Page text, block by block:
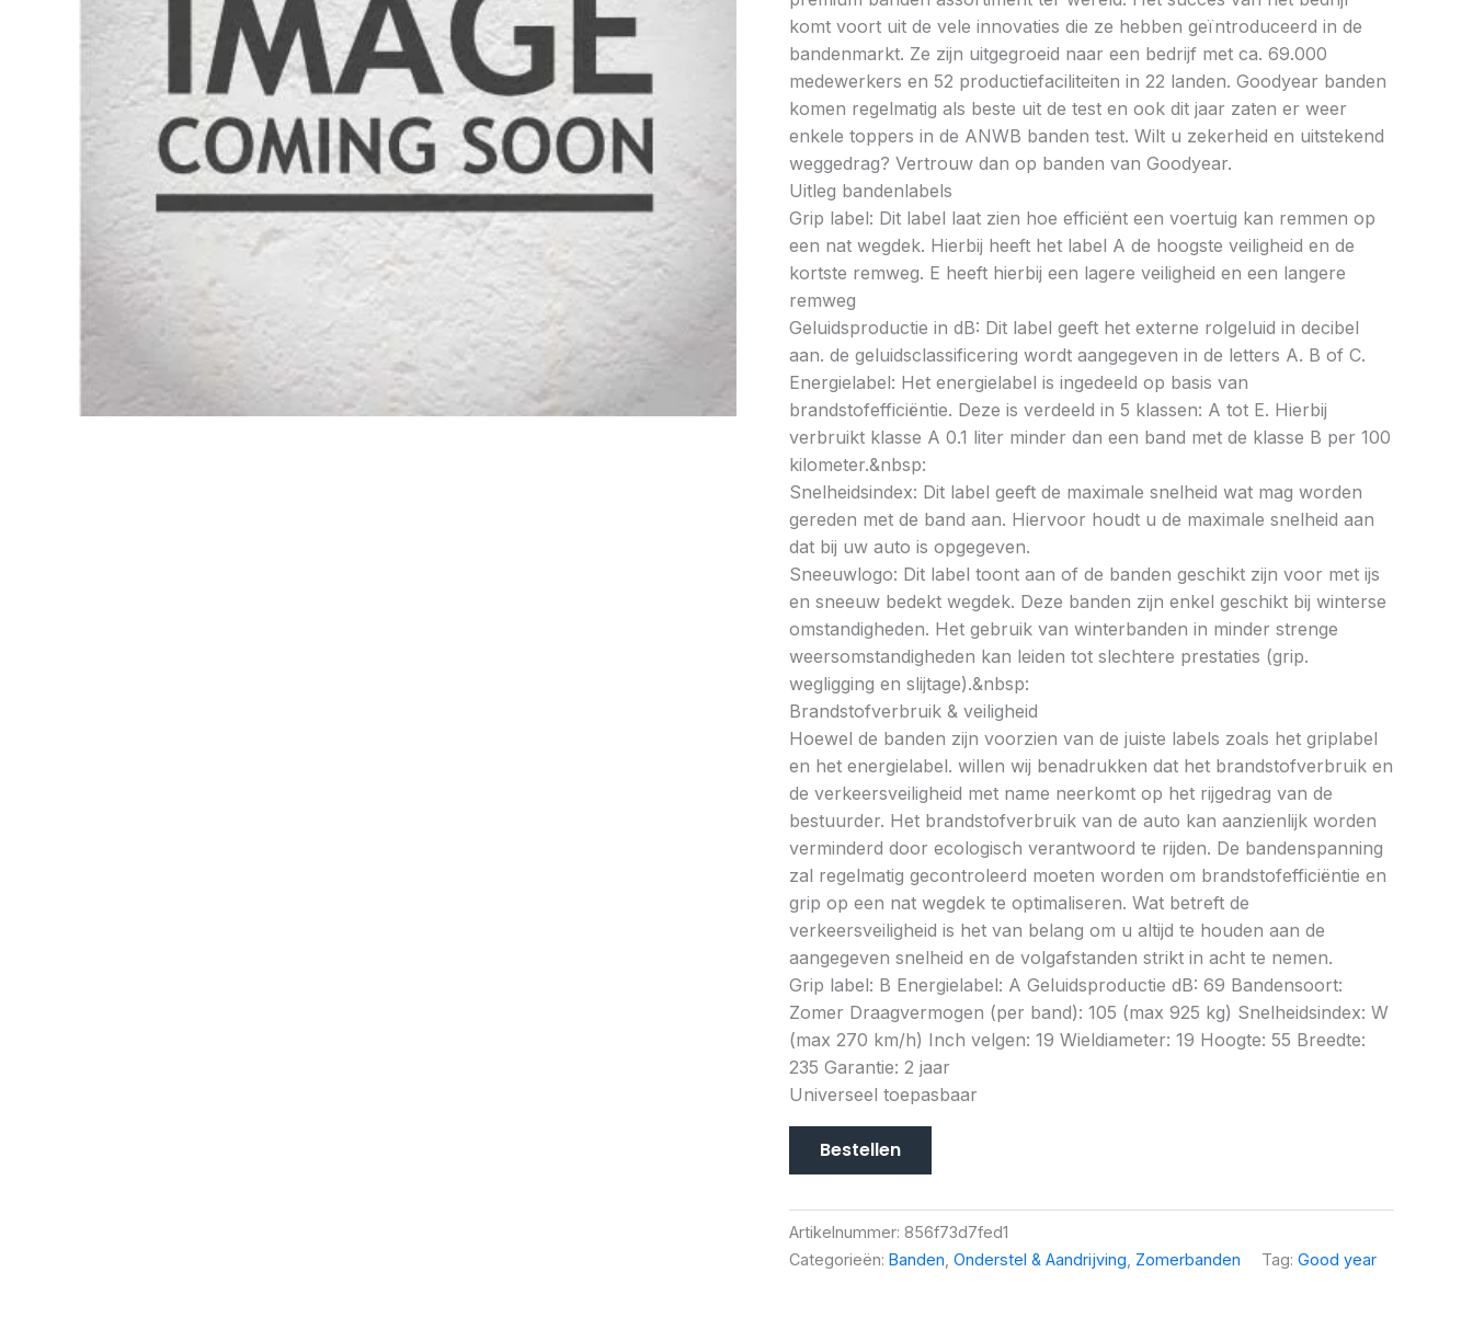
komt voort uit de vele innovaties die ze hebben geïntroduceerd in de
bandenmarkt. Ze zijn uitgegroeid naar een bedrijf met ca. 69.000
medewerkers en 52 productiefaciliteiten in 22 landen. Goodyear banden
komen regelmatig als beste uit de test en ook dit jaar zaten er weer
enkele toppers in de ANWB banden test. Wilt u zekerheid en uitstekend
weggedrag? Vertrouw dan op banden van Goodyear.
Uitleg bandenlabels
Grip label: Dit label laat zien hoe efficiënt een voertuig kan remmen op
een nat wegdek. Hierbij heeft het label A de hoogste veiligheid en de
kortste remweg. E heeft hierbij een lagere veiligheid en een langere
remweg
Geluidsproductie in dB: Dit label geeft het externe rolgeluid in decibel
aan. de geluidsclassificering wordt aangegeven in de letters A. B of C.
Energielabel: Het energielabel is ingedeeld op basis van
brandstofefficiëntie. Deze is verdeeld in 5 klassen: A tot E. Hierbij
verbruikt klasse A 0.1 liter minder dan een band met de klasse B per 100
kilometer.&nbsp:
Snelheidsindex: Dit label geeft de maximale snelheid wat mag worden
gereden met de band aan. Hiervoor houdt u de maximale snelheid aan
dat bij uw auto is opgegeven.
Sneeuwlogo: Dit label toont aan of de banden geschikt zijn voor met ijs
en sneeuw bedekt wegdek. Deze banden zijn enkel geschikt bij winterse
omstandigheden. Het gebruik van winterbanden in minder strenge
weersomstandigheden kan leiden tot slechtere prestaties (grip.
wegligging en slijtage).&nbsp:
Brandstofverbruik & veiligheid
Hoewel de banden zijn voorzien van de juiste labels zoals het griplabel
en het energielabel. willen wij benadrukken dat het brandstofverbruik en
de verkeersveiligheid met name neerkomt op het rijgedrag van de
bestuurder. Het brandstofverbruik van de auto kan aanzienlijk worden
verminderd door ecologisch verantwoord te rijden. De bandenspanning
zal regelmatig gecontroleerd moeten worden om brandstofefficiëntie en
grip op een nat wegdek te optimaliseren. Wat betreft de
verkeersveiligheid is het van belang om u altijd te houden aan de
aangegeven snelheid en de volgafstanden strikt in acht te nemen.
Grip label: B Energielabel: A Geluidsproductie dB: 69 Bandensoort:
Zomer Draagvermogen (per band): 105 (max 925 kg) Snelheidsindex: W
(max 270 km/h) Inch velgen: 19 Wieldiameter: 19 Hoogte: 55 Breedte:
235 Garantie: 2 jaar
Universeel toepasbaar
Bestellen
Artikelnummer: 856f73d7fed1
Categorieën: Banden Onderstel & Aandrijving Zomerbanden Tag: Good year